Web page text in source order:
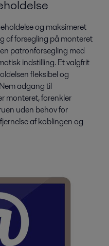
og maksimeret
af forsegling på monteret
patronforsegling med
indstilling. Et valgfrit
fleksibel og
adgang til
monteret, forenkler
uden behov for
af koblingen og